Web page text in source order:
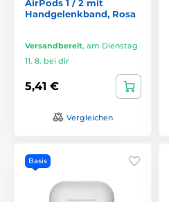
AirPods 1 / 2 mit
Handgelenkband, Rosa
Versandbereit, am Dienstag
11. 8. bei dir
5,41 €
Vergleichen
Basis